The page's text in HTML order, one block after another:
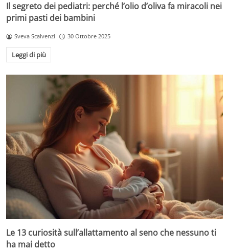
Il segreto dei pediatri: perché l’olio d’oliva fa miracoli nei
primi pasti dei bambini
Sveva Scalvenzi 30 Ottobre 2025
Leggi di più
Le 13 curiosità sull’allattamento al seno che nessuno ti
ha mai detto